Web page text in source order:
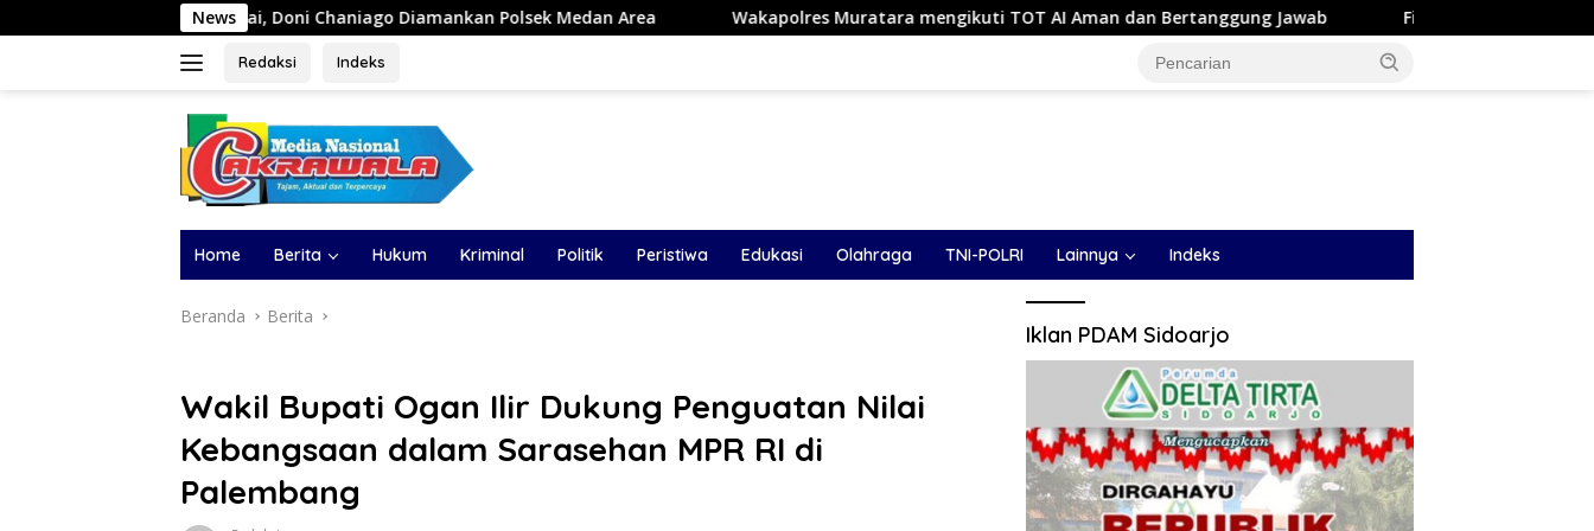
ke
News
Doni Chaniago Diamankan Polsek Medan Area Wakapolres Muratara mengikuti TOT AI Aman dan Bertanggung Jawab Fiskal Disebut Tertekan, Bonus Atlet Belum Cair,
Redaksi Indeks
Home Berita Hukum Kriminal Politik Peristiwa Edukasi Olahraga TNI-POLRI Lainnya Indeks
Beranda Berita
Wakil Bupati Ogan Ilir Dukung Penguatan Nilai
Kebangsaan dalam Sarasehan MPR RI di
Palembang
Iklan PDAM Sidoarjo